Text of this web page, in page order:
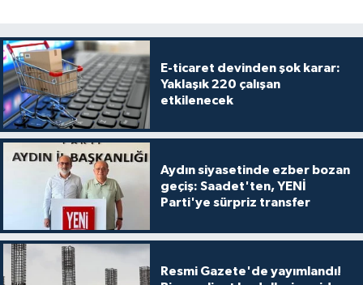
E-ticaret devinden şok karar:
Yaklaşık 220 çalışan
etkilenecek
Aydın siyasetinde ezber bozan
geçiş: Saadet'ten, YENİ
Parti'ye sürpriz transfer
Resmi Gazete'de yayımlandı!